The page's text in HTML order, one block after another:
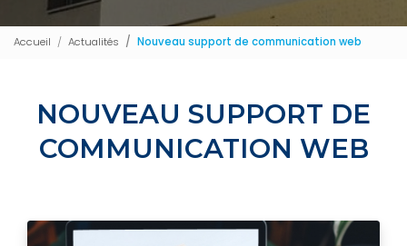
Accueil Actualités Nouveau support de communication web
NOUVEAU SUPPORT DE
COMMUNICATION WEB